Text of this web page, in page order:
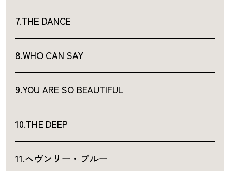
7.THE DANCE
8.WHO CAN SAY
9.YOU ARE SO BEAUTIFUL
10.THE DEEP
11.ヘヴンリー・ブルー